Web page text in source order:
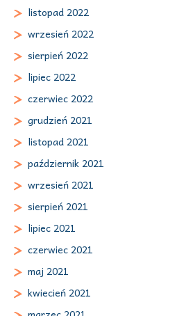
listopad 2022
wrzesień 2022
sierpień 2022
lipiec 2022
czerwiec 2022
grudzień 2021
listopad 2021
październik 2021
wrzesień 2021
sierpień 2021
lipiec 2021
czerwiec 2021
maj 2021
kwiecień 2021